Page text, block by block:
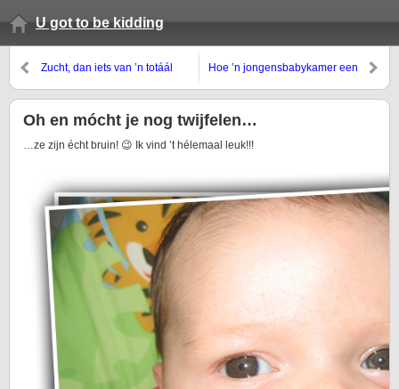
U got to be kidding
Zucht, dan iets van ’n totáál
Hoe ’n jongensbabykamer een
Oh en mócht je nog twijfelen…
…ze zijn écht bruin! 😉 Ik vind ’t hélemaal leuk!!!